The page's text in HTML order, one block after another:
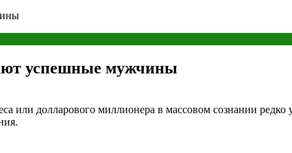
успешные мужчины
или долларового миллионера в массовом сознании